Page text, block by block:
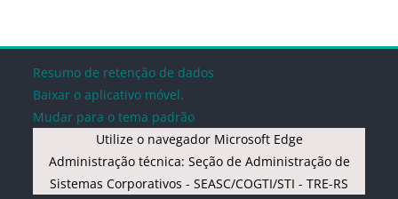
Blocos
Blocos
Blocos
Blocos
Resumo de retenção de dados
Baixar o aplicativo móvel.
Mudar para o tema padrão
Utilize o navegador Microsoft Edge
Administração técnica: Seção de Administração de
Sistemas Corporativos - SEASC/COGTI/STI - TRE-RS